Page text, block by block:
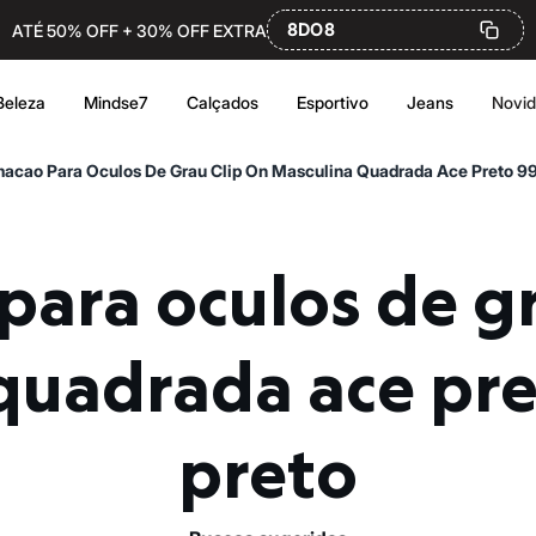
ATÉ 50% OFF + 30% OFF EXTRA 8DO8
Mindse7 Calçados Esportivo Jeans
Para Oculos De Grau Clip On Masculina Quadrada Ace Preto
ace
preto